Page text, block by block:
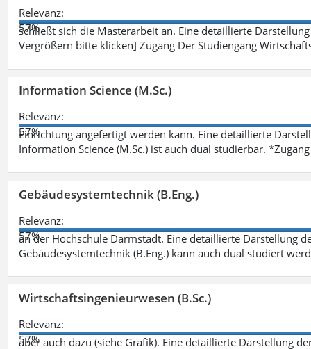
Relevanz:
57%
schließt sich die Masterarbeit an. Eine detaillierte
Vergrößern bitte klicken] Zugang Der Studiengang
Information Science (M.Sc.)
Relevanz:
57%
Einrichtung angefertigt werden kann. Eine detaillierte
Information Science (M.Sc.) ist auch dual studierbar.
Gebäudesystemtechnik (B.Eng.)
Relevanz:
57%
an der Hochschule Darmstadt. Eine detaillierte Darstellung
Gebäudesystemtechnik (B.Eng.) kann auch dual studiert
Wirtschaftsingenieurwesen (B.Sc.)
Relevanz:
57%
aber auch dazu (siehe Grafik). Eine detaillierte Darstellung